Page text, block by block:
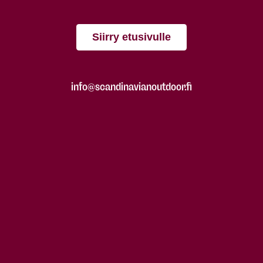
Siirry etusivulle
info@scandinavianoutdoor.fi